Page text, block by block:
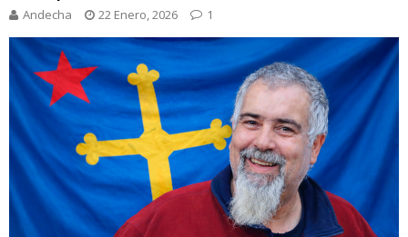
Andecha 22 Enero, 2026 1